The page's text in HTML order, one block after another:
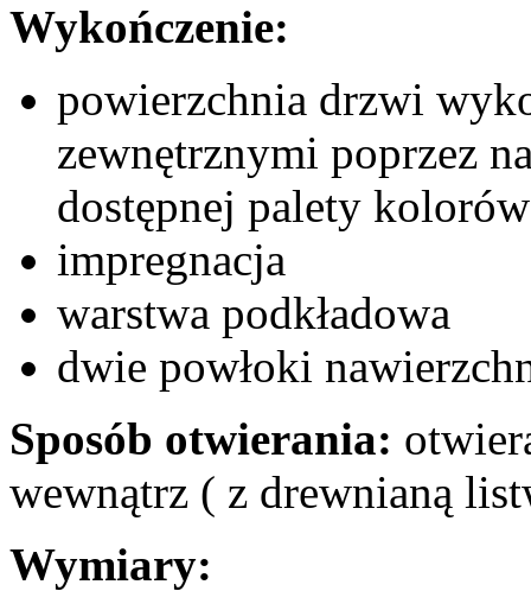
Wykończenie:
powierzchnia drzwi
zewnętrznymi poprzez
dostępnej palety
impregnacja
warstwa podkładowa
dwie powłoki
Sposób otwierania:
wewnątrz ( z drewnianą
Wymiary: